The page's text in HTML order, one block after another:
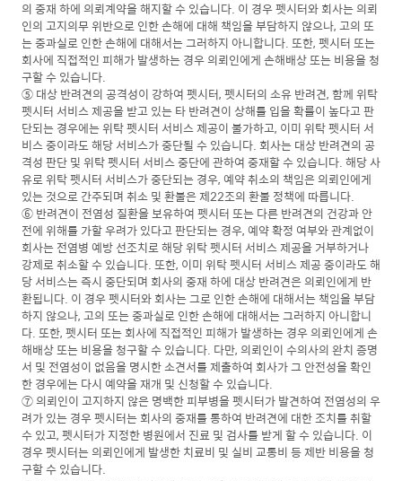
의 중재 하에 의뢰계약을 해지할 수 있습니다. 이 경우 펫시터와 회사는 의뢰
인의 고지의무 위반으로 인한 손해에 대해 책임을 부담하지 않으나, 고의 또
는 중과실로 인한 손해에 대해서는 그러하지 아니합니다. 또한, 펫시터 또는
회사에 직접적인 피해가 발생하는 경우 의뢰인에게 손해배상 또는 비용을 청
구할 수 있습니다.
⑤ 대상 반려견의 공격성이 강하여 펫시터, 펫시터의 소유 반려견, 함께 위탁
펫시터 서비스 제공을 받고 있는 타 반려견이 상해를 입을 확률이 높다고 판
단되는 경우에는 위탁 펫시터 서비스 제공이 불가하고, 이미 위탁 펫시터 서
비스 중이라도 해당 서비스가 중단될 수 있습니다. 회사는 대상 반려견의 공
격성 판단 및 위탁 펫시터 서비스 중단에 관하여 중재할 수 있습니다. 해당 사
유로 위탁 펫시터 서비스가 중단되는 경우, 예약 취소의 책임은 의뢰인에게
있는 것으로 간주되며 취소 및 환불은 제22조의 환불 정책에 따릅니다.
⑥ 반려견이 전염성 질환을 보유하여 펫시터 또는 다른 반려견의 건강과 안
전에 위해를 가할 우려가 있다고 판단되는 경우, 예약 확정 여부와 관계없이
회사는 전염병 예방 선조치로 해당 위탁 펫시터 서비스 제공을 거부하거나
강제로 취소할 수 있습니다. 또한, 이미 위탁 펫시터 서비스 제공 중이라도 해
당 서비스는 즉시 중단되며 회사의 중재 하에 대상 반려견은 의뢰인에게 반
환됩니다. 이 경우 펫시터와 회사는 그로 인한 손해에 대해서는 책임을 부담
하지 않으나, 고의 또는 중과실로 인한 손해에 대해서는 그러하지 아니합니
다. 또한, 펫시터 또는 회사에 직접적인 피해가 발생하는 경우 의뢰인에게 손
해배상 또는 비용을 청구할 수 있습니다. 다만, 의뢰인이 수의사의 완치 증명
서 및 전염성이 없음을 명시한 소견서를 제출하여 회사가 그 안전성을 확인
한 경우에는 다시 예약을 재개 및 신청할 수 있습니다.
⑦ 의뢰인이 고지하지 않은 명백한 피부병을 펫시터가 발견하여 전염성의 우
려가 있는 경우 펫시터는 회사의 중재를 통하여 반려견에 대한 조치를 취할
수 있고, 펫시터가 지정한 병원에서 진료 및 검사를 받게 할 수 있습니다. 이
경우 펫시터는 의뢰인에게 발생한 치료비 및 실비 교통비 등 제반 비용을 청
구할 수 있습니다.